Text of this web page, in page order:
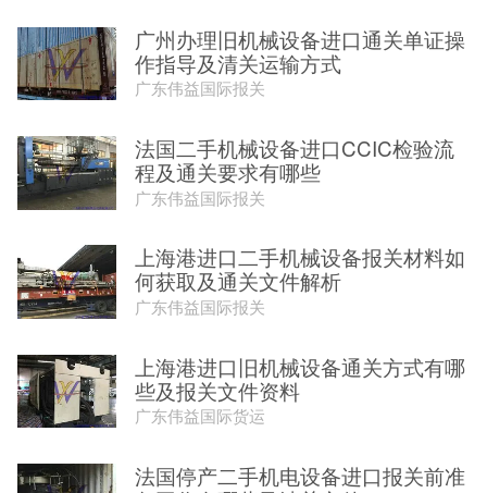
广州办理旧机械设备进口通关单证操
作指导及清关运输方式
广东伟益国际报关
法国二手机械设备进口CCIC检验流
程及通关要求有哪些
广东伟益国际报关
上海港进口二手机械设备报关材料如
何获取及通关文件解析
广东伟益国际报关
上海港进口旧机械设备通关方式有哪
些及报关文件资料
广东伟益国际货运
法国停产二手机电设备进口报关前准